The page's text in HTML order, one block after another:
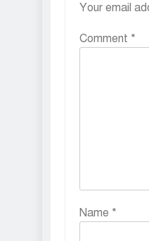
Your email
Comment *
Name *